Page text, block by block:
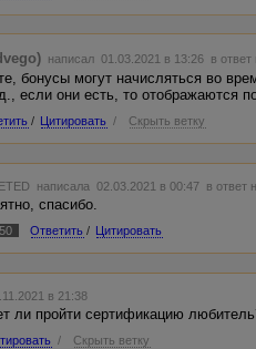
написал 01.03.2021 в 13:26 в
бонусы могут начисляться во
если они есть, то отображаются
/ Цитировать / Скрыть ветку
написала 02.03.2021 в 00:47 в ответ
спасибо.
Ответить / Цитировать
в 21:38
ли пройти сертификацию
/ Скрыть ветку